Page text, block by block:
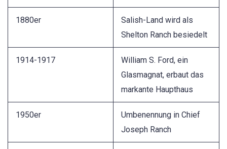
1880er
Salish-Land wird als
Shelton Ranch besiedelt
1914-1917
William S. Ford, ein
Glasmagnat, erbaut das
markante Haupthaus
1950er
Umbenennung in Chief
Joseph Ranch